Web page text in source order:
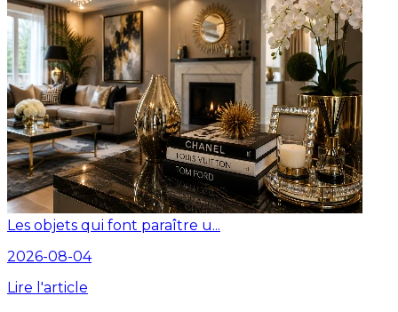
Les objets qui font paraître u...
2026-08-04
Lire l'article